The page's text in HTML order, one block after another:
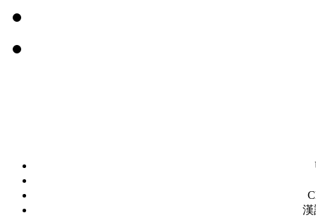
漢